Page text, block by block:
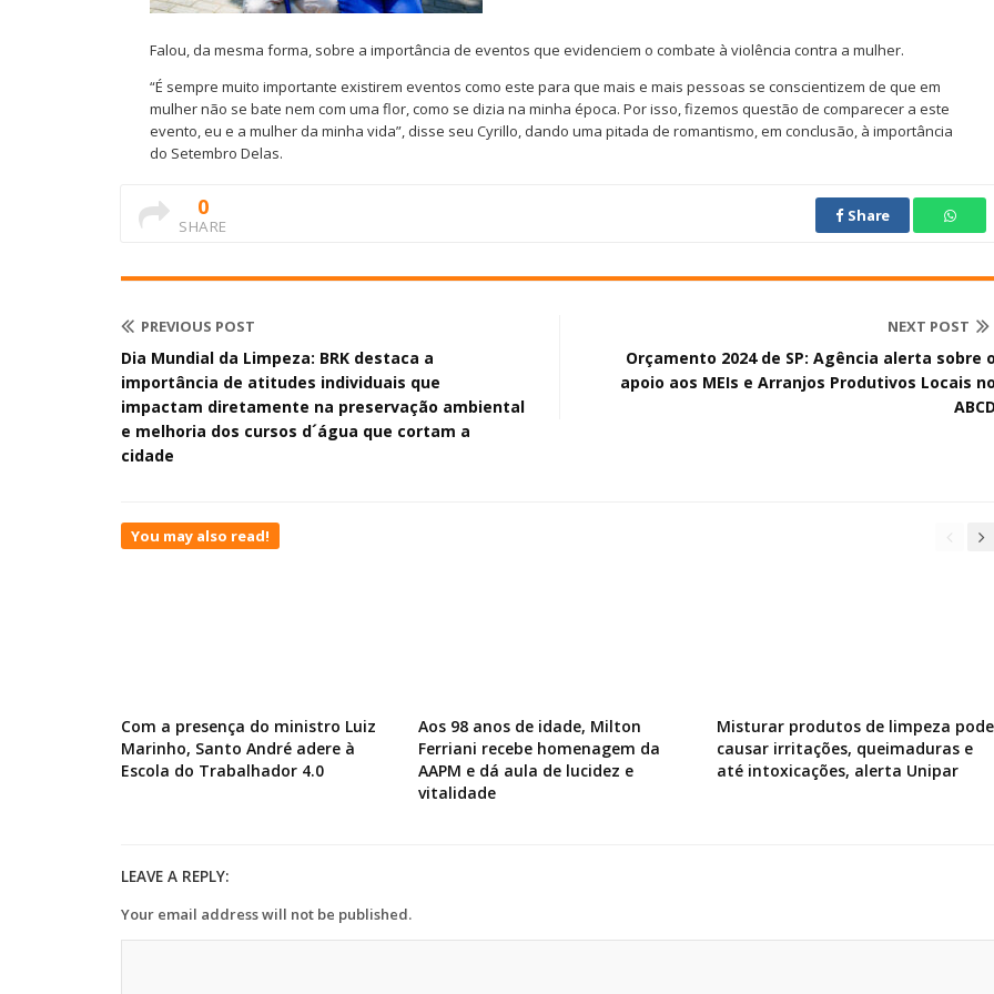
Falou, da mesma forma, sobre a importância de eventos que evidenciem o combate à violência contra a mulher.
“É sempre muito importante existirem eventos como este para que mais e mais pessoas se conscientizem de que em
mulher não se bate nem com uma flor, como se dizia na minha época. Por isso, fizemos questão de comparecer a este
evento, eu e a mulher da minha vida”, disse seu Cyrillo, dando uma pitada de romantismo, em conclusão, à importância
do Setembro Delas.
0
SHARE
Share
PREVIOUS POST
Dia Mundial da Limpeza: BRK destaca a
importância de atitudes individuais que
impactam diretamente na preservação ambiental
e melhoria dos cursos d´água que cortam a
cidade
NEXT POST
Orçamento 2024 de SP: Agência alerta sobre o
apoio aos MEIs e Arranjos Produtivos Locais no
ABCD
You may also read!
Com a presença do ministro Luiz
Marinho, Santo André adere à
Escola do Trabalhador 4.0
Aos 98 anos de idade, Milton
Ferriani recebe homenagem da
AAPM e dá aula de lucidez e
vitalidade
Misturar produtos de limpeza pode
causar irritações, queimaduras e
até intoxicações, alerta Unipar
LEAVE A REPLY:
Your email address will not be published.